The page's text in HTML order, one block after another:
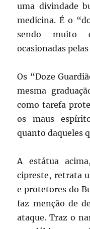
uma divindade
medicina. É o
sendo muito
ocasionadas
Os “Doze
mesma
como tarefa
os maus
quanto daqueles
A estátua
cipreste, retrata
e protetores do
faz menção de
ataque. Traz o